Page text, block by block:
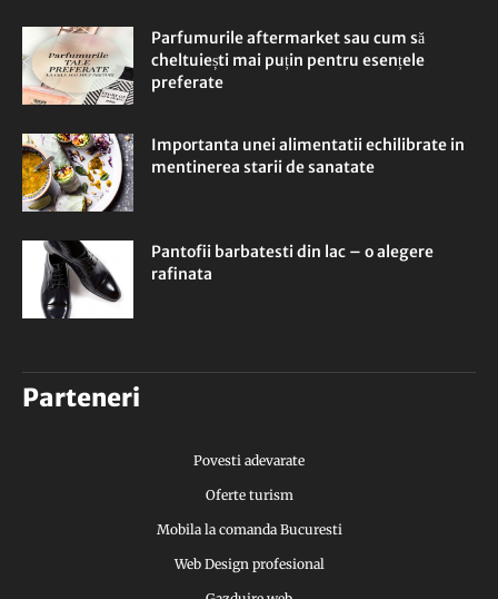
Parfumurile aftermarket sau cum să
cheltuiești mai puțin pentru esențele
preferate
Importanta unei alimentatii echilibrate in
mentinerea starii de sanatate
Pantofii barbatesti din lac – o alegere
rafinata
Parteneri
Povesti adevarate
Oferte turism
Mobila la comanda Bucuresti
Web Design profesional